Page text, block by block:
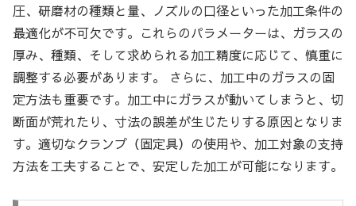
圧、研磨材の種類と量、ノズルの口径といった加工条件の
最適化が不可欠です。これらのパラメーターは、ガラスの
厚み、種類、そして求められる加工精度に応じて、慎重に
調整する必要があります。 さらに、加工中のガラスの固
定方法も重要です。加工中にガラスが動いてしまうと、切
断面が荒れたり、寸法の誤差が生じたりする原因となりま
す。適切なクランプ（固定具）の使用や、加工対象の支持
方法を工夫することで、安定した加工が可能になります。